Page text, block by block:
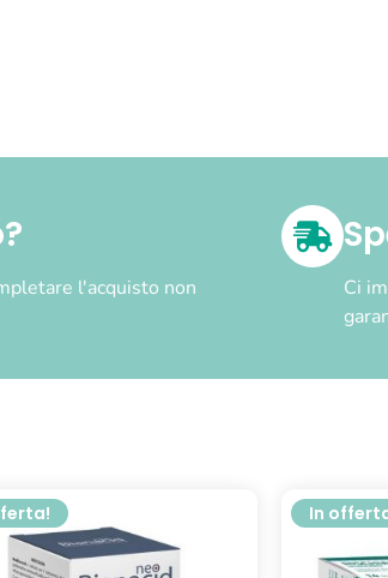
l'acquisto non
Ci
In